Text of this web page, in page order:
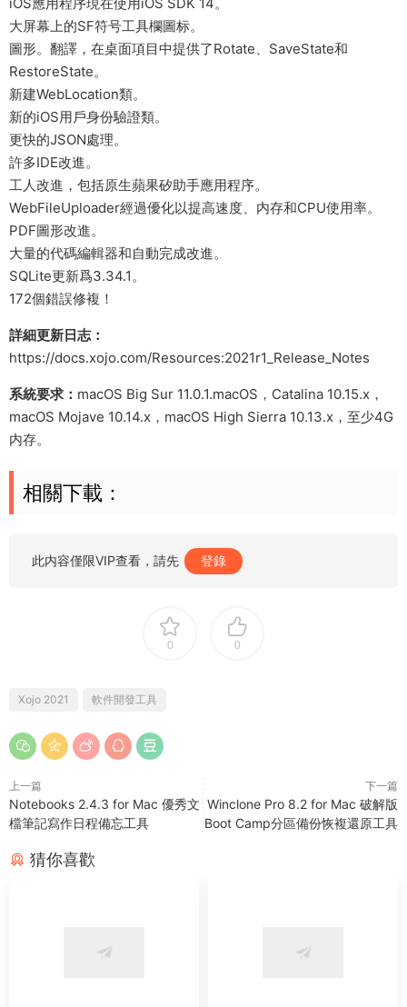
大屏幕上的SF符号工具欄圖标。
圖形。翻譯，在桌面項目中提供了Rotate、SaveState和
RestoreState。
新建WebLocation類。
新的iOS用戶身份驗證類。
更快的JSON處理。
許多IDE改進。
工人改進，包括原生蘋果矽助手應用程序。
WebFileUploader經過優化以提高速度、内存和CPU使用率。
PDF圖形改進。
大量的代碼編輯器和自動完成改進。
SQLite更新爲3.34.1。
172個錯誤修複！
詳細更新日志：
https://docs.xojo.com/Resources:2021r1_Release_Notes
系統要求： macOS Big Sur 11.0.1.macOS，Catalina 10.15.x，
macOS Mojave 10.14.x，macOS High Sierra 10.13.x，至少4G
内存。
相關下載：
此内容僅限VIP查看，請先 登錄
0 0
Xojo 2021 軟件開發工具
上一篇
Notebooks 2.4.3 for Mac 優秀文
檔筆記寫作日程備忘工具
下一篇
Winclone Pro 8.2 for Mac 破解版
Boot Camp分區備份恢複還原工具
猜你喜歡